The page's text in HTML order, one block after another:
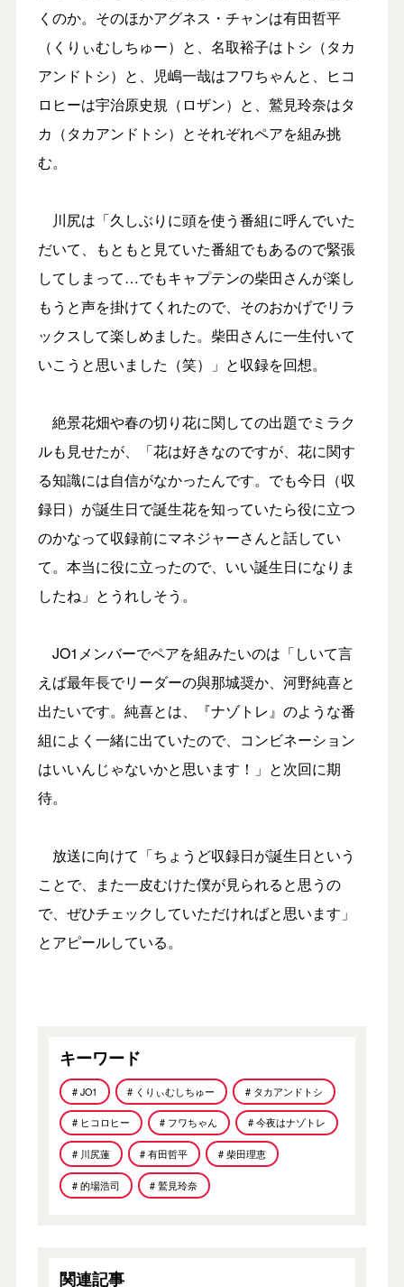
くのか。そのほかアグネス・チャンは有田哲平
（くりぃむしちゅー）と、名取裕子はトシ（タカ
アンドトシ）と、児嶋一哉はフワちゃんと、ヒコ
ロヒーは宇治原史規（ロザン）と、鷲見玲奈はタ
カ（タカアンドトシ）とそれぞれペアを組み挑
む。
川尻は「久しぶりに頭を使う番組に呼んでいた
だいて、もともと見ていた番組でもあるので緊張
してしまって…でもキャプテンの柴田さんが楽し
もうと声を掛けてくれたので、そのおかげでリラ
ックスして楽しめました。柴田さんに一生付いて
いこうと思いました（笑）」と収録を回想。
絶景花畑や春の切り花に関しての出題でミラク
ルも見せたが、「花は好きなのですが、花に関す
る知識には自信がなかったんです。でも今日（収
録日）が誕生日で誕生花を知っていたら役に立つ
のかなって収録前にマネジャーさんと話してい
て。本当に役に立ったので、いい誕生日になりま
したね」とうれしそう。
JO1メンバーでペアを組みたいのは「しいて言
えば最年長でリーダーの與那城奨か、河野純喜と
出たいです。純喜とは、『ナゾトレ』のような番
組によく一緒に出ていたので、コンビネーション
はいいんじゃないかと思います！」と次回に期
待。
放送に向けて「ちょうど収録日が誕生日という
ことで、また一皮むけた僕が見られると思うの
で、ぜひチェックしていただければと思います」
とアピールしている。
キーワード
# JO1 # くりぃむしちゅー # タカアンドトシ
# ヒコロヒー # フワちゃん # 今夜はナゾトレ
# 川尻蓮 # 有田哲平 # 柴田理恵
# 的場浩司 # 鷲見玲奈
関連記事